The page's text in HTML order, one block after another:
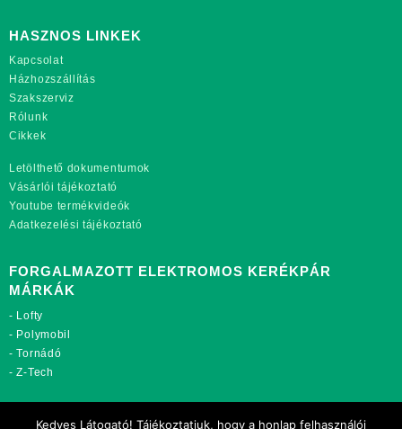
HASZNOS LINKEK
Kapcsolat
Házhozszállítás
Szakszerviz
Rólunk
Cikkek
Letölthető dokumentumok
Vásárlói tájékoztató
Youtube termékvideók
Adatkezelési tájékoztató
FORGALMAZOTT ELEKTROMOS KERÉKPÁR
MÁRKÁK
- Lofty
- Polymobil
-Tornádó
-Z-Tech
Kedves Látogató! Tájékoztatjuk, hogy a honlap felhasználói